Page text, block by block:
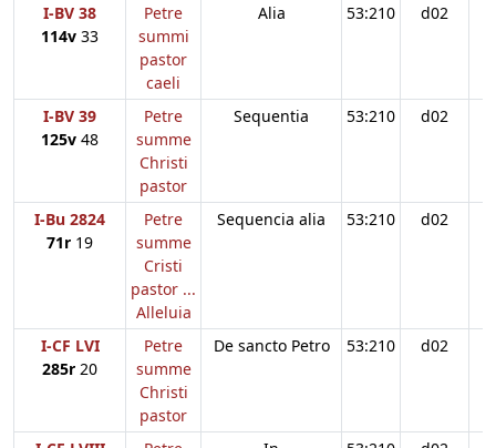
I-BV 38
114v 33
Petre
summi
pastor
caeli
Alia 53:210 d02
I-BV 39
125v 48
Petre
summe
Christi
pastor
Sequentia 53:210 d02
I-Bu 2824
71r 19
Petre
summe
Cristi
pastor ...
Alleluia
Sequencia alia 53:210 d02
I-CF LVI
285r 20
Petre
summe
Christi
pastor
De sancto Petro 53:210 d02